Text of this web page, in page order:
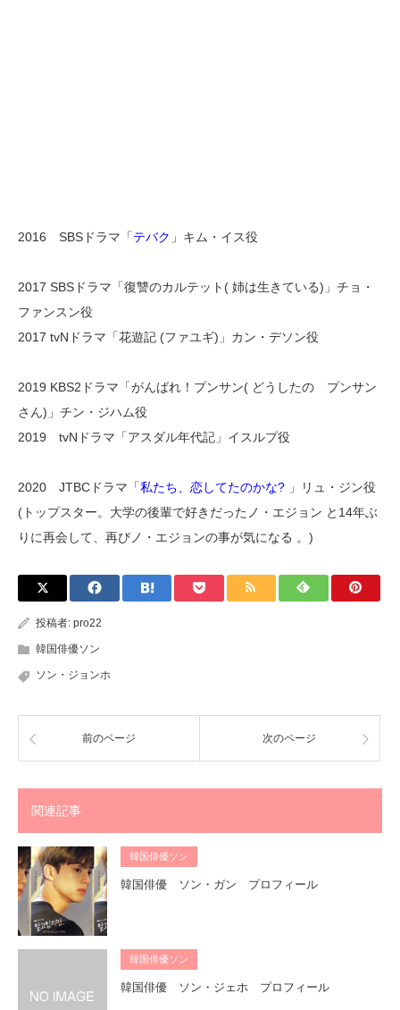
2016 SBSドラマ「テバク 」キム・イス役
2017 SBSドラマ「復讐のカルテット( 姉は生きている)」チョ・
ファンスン役
2017 tvNドラマ「花遊記 (ファユギ)」カン・デソン役
2019 KBS2ドラマ「がんばれ！プンサン( どうしたの プンサン
さん)」チン・ジハム役
2019 tvNドラマ「アスダル年代記」イスルプ役
2020 JTBCドラマ「私たち、恋してたのかな? 」リュ・ジン役
(トップスター。大学の後輩で好きだったノ・エジョン と14年ぶ
りに再会して、再びノ・エジョンの事が気になる 。)
投稿者: pro22
韓国俳優ソン
ソン・ジョンホ
前のページ 次のページ
関連記事
韓国俳優ソン
韓国俳優 ソン・ガン プロフィール
韓国俳優ソン
韓国俳優 ソン・ジェホ プロフィール